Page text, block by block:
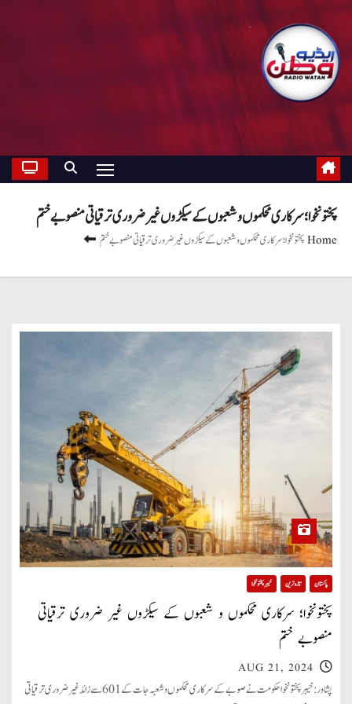
پختونخوا؛ سرکاری محکموں و شعبوں کے سیکڑوں غیر ضروری ترقیاتی منصوبے ختم
Homeپختونخوا؛ سرکاری محکموں و شعبوں کے سیکڑوں غیر ضروری ترقیاتی منصوبے ختم
پاکستان تازہ ترین خیبر پختونخوا
پختونخوا؛ سرکاری محکموں و شعبوں کے سیکڑوں غیر ضروری ترقیاتی
منصوبے ختم
AUG 21, 2024
پشاور: خیبر پختونخوا حکومت نے صوبے کے سرکاری محکموں وشعبہ جات کے601 سے زائد غیر ضروری ترقیاتی